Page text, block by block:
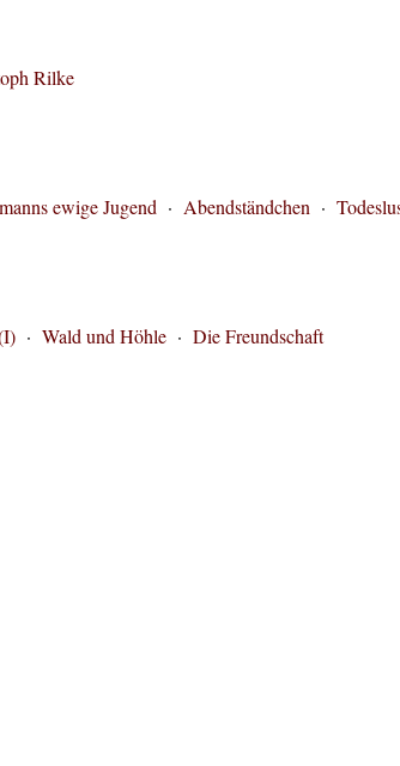
Rilke
ewige Jugend · Abendständchen ·
· Wald und Höhle · Die Freundschaft